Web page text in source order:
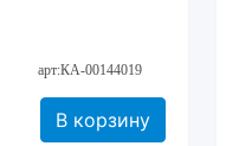
арт:КА-00144019
В корзину